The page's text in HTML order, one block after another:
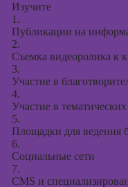
Изучите
1.
Публикации на
2.
Съемка видеоролика к
3.
Участие в
4.
Участие в
5.
Площадки для ведения
6.
Социальные сети
7.
CMS и